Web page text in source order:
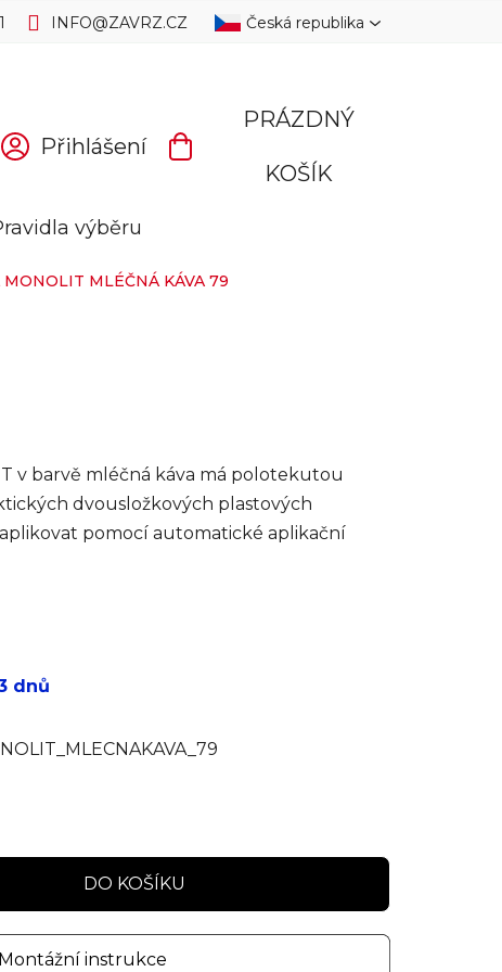
INFO@ZAVRZ.CZ Česká republika
Přihlášení
NÁKUPNÍ
PRÁZDNÝ
KOŠÍK
výběru
MLÉČNÁ KÁVA 79
v barvě mléčná káva má polotekutou
dvousložkových plastových
pomocí automatické aplikační
dnů
DO KOŠÍKU
Montážní instrukce